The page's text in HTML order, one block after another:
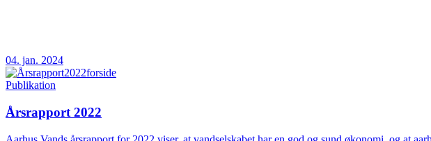
04. jan. 2024
Publikation
Årsrapport 2022